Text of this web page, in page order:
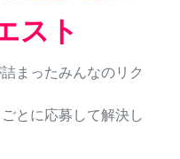
スト
まったみんなのリク
とに応募して解決し